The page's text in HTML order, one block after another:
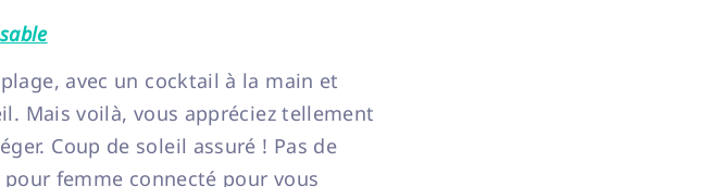
avec un cocktail à la main et
Mais voilà, vous appréciez tellement
Coup de soleil assuré ! Pas de
femme connecté pour vous